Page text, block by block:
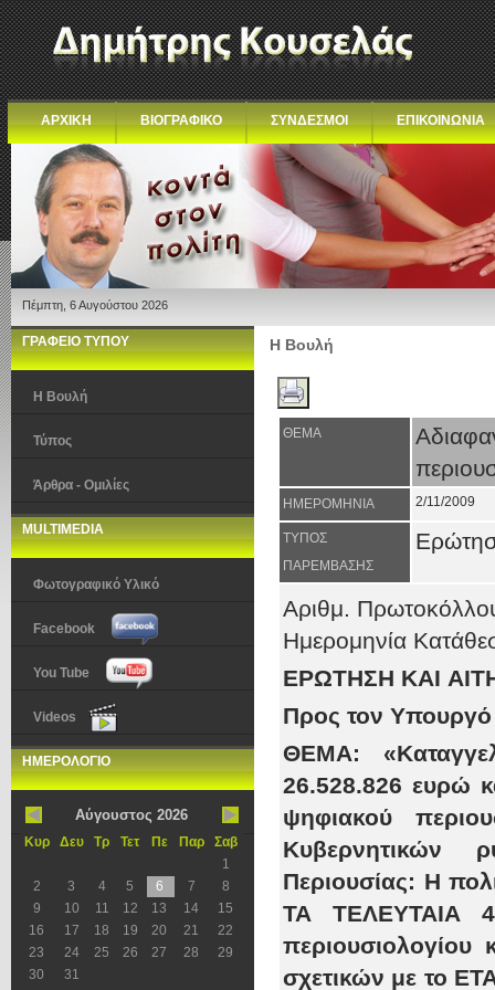
ΑΡΧΙΚΗ ΒΙΟΓΡΑΦΙΚΟ ΣΥΝΔΕΣΜΟΙ ΕΠΙΚΟΙΝΩΝΙΑ
Πέμπτη, 6 Αυγούστου 2026
ΓΡΑΦΕΙΟ ΤΥΠΟΥ
Η Βουλή
Τύπος
Άρθρα - Ομιλίες
MULTIMEDIA
Φωτογραφικό Υλικό
Facebook
You Tube
Videos
ΗΜΕΡΟΛΟΓΙΟ
Αύγουστος 2026
Κυρ Δευ Τρ Τετ Πε Παρ
Σαβ
1
2
3 4 5 6 7
8
9
10 11 12 13 14
15
16
17 18 19 20 21
22
23
24 25 26 27 28
29
30
31
Η Βουλή
ΘΕΜΑ
ΗΜΕΡΟΜΗΝΙΑ 2/11/2009
ΤΥΠΟΣ
ΠΑΡΕΜΒΑΣΗΣ
Αριθμ.
Ημερομηνία
ΕΡΩΤΗΣΗ KAI
Προς τον Υπουργό
ΘΕΜΑ:
26.528.826 ευρώ
ψηφιακού
Κυβερνητικών
Περιουσίας: Η
ΤΑ ΤΕΛΕΥΤΑΙΑ
σχετικών με το